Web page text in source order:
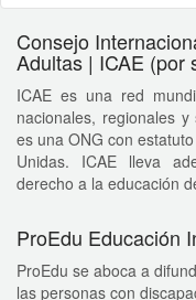
Consejo
Adultas | ICAE (por
ICAE es una red
nacionales, regionales
es una ONG con
Unidas. ICAE lleva
derecho a la educación
ProEdu Educación
ProEdu se aboca a
las personas con